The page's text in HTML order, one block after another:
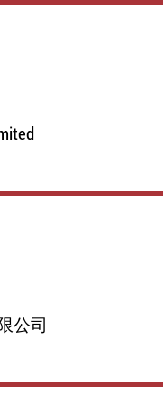
公司